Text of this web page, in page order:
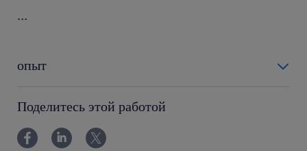
...
опыт
Поделитесь этой работой